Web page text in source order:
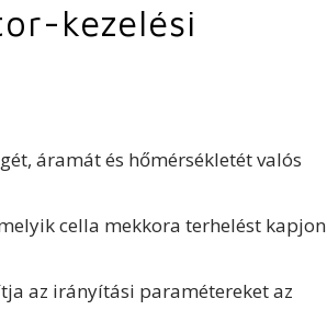
kezelési
áramát és hőmérsékletét valós
cella mekkora terhelést kapjon
az irányítási paramétereket az